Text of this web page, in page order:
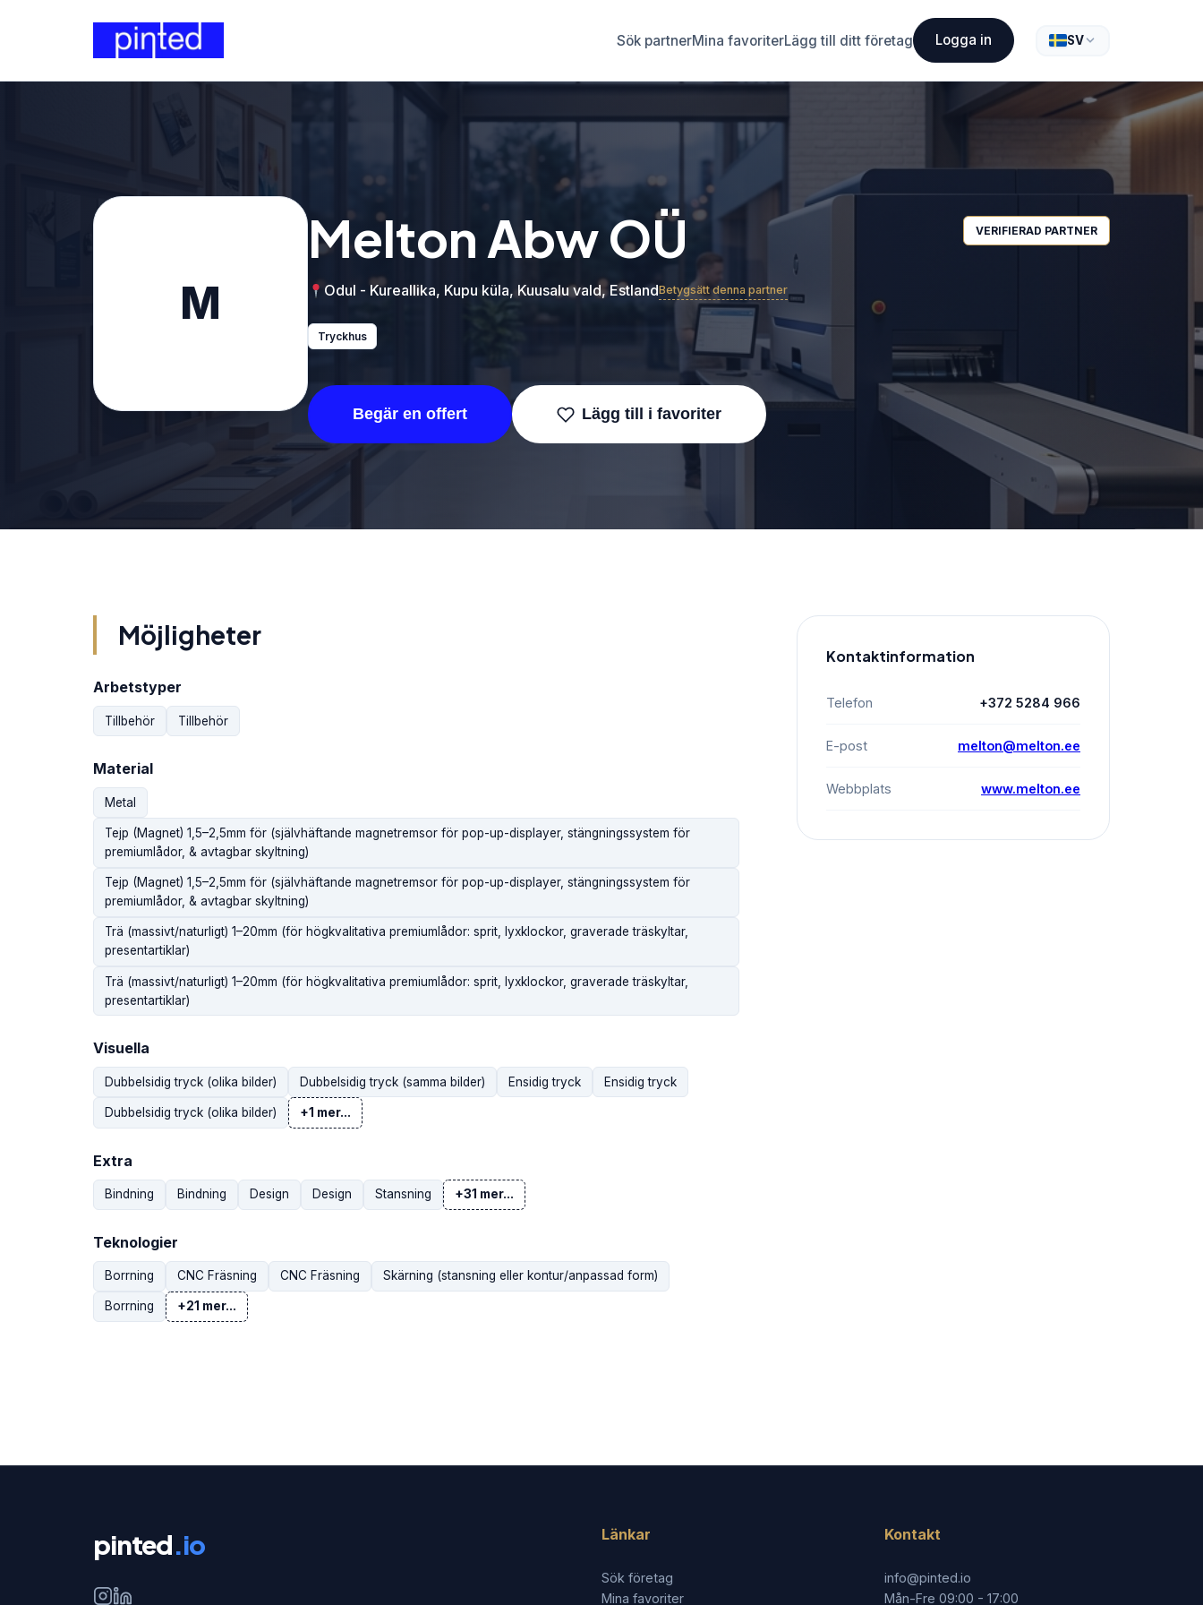
Sök partnerMina favoriterLägg till ditt företag Logga in SV
M
Melton Abw OÜ VERIFIERAD PARTNER
Odul - Kureallika, Kupu küla, Kuusalu vald, EstlandBetygsätt denna partner
Tryckhus
Begär en offert Lägg till i favoriter
Möjligheter
Arbetstyper
Tillbehör Tillbehör
Material
Metal
Tejp (Magnet) 1,5–2,5mm för (självhäftande magnetremsor för pop-up-displayer, stängningssystem för
premiumlådor, & avtagbar skyltning)
Tejp (Magnet) 1,5–2,5mm för (självhäftande magnetremsor för pop-up-displayer, stängningssystem för
premiumlådor, & avtagbar skyltning)
Trä (massivt/naturligt) 1–20mm (för högkvalitativa premiumlådor: sprit, lyxklockor, graverade träskyltar,
presentartiklar)
Trä (massivt/naturligt) 1–20mm (för högkvalitativa premiumlådor: sprit, lyxklockor, graverade träskyltar,
presentartiklar)
Visuella
Dubbelsidig tryck (olika bilder) Dubbelsidig tryck (samma bilder) Ensidig tryck Ensidig tryck
Dubbelsidig tryck (olika bilder) +1 mer...
Extra
Bindning Bindning Design Design Stansning +31 mer...
Teknologier
Borrning CNC Fräsning CNC Fräsning Skärning (stansning eller kontur/anpassad form)
Borrning +21 mer...
Kontaktinformation
Telefon +372 5284 966
E-post melton@melton.ee
Webbplats www.melton.ee
pinted.io Länkar
Sök företag
Mina favoriter
Kontakt
info@pinted.io
Mån-Fre 09:00 - 17:00